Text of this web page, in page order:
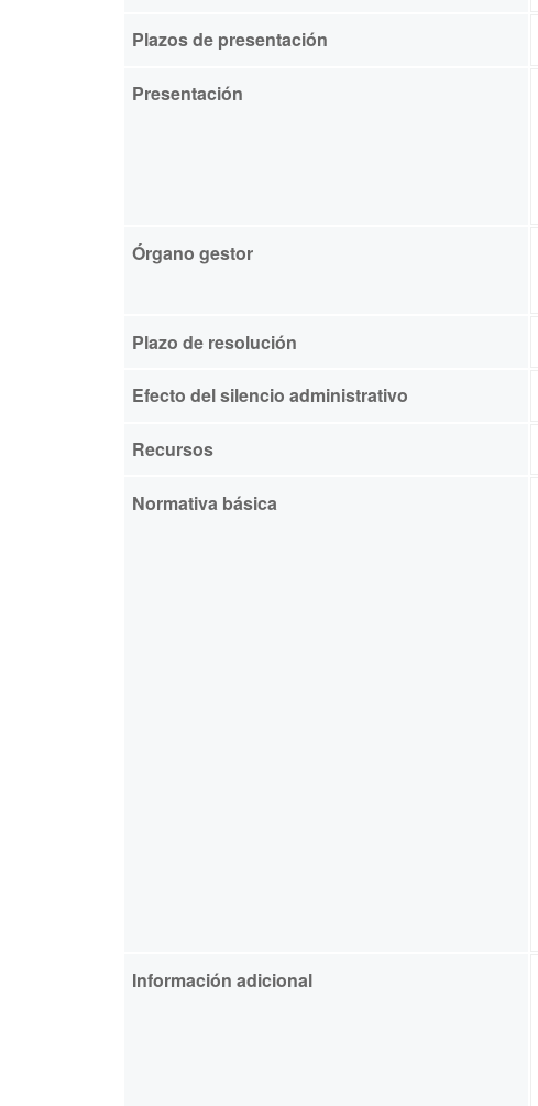
Plazos de presentación
Presentación
Órgano gestor
Plazo de resolución
Efecto del silencio administrativo
Recursos
Normativa básica
Información adicional